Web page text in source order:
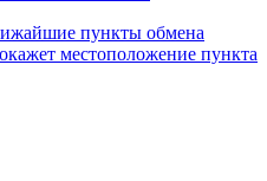
пункты обмена
местоположение пункта